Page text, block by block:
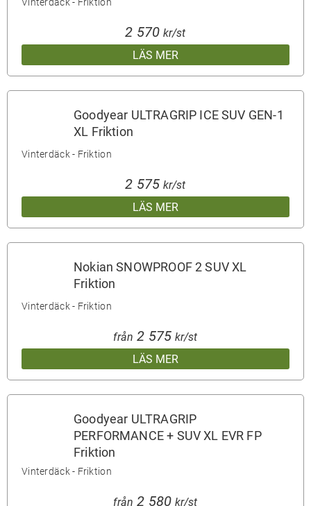
LÄS MER
2 570 kr/st
Goodyear ULTRAGRIP ICE SUV GEN-1
XL Friktion
Vinterdäck - Friktion
LÄS MER
2 575 kr/st
Nokian SNOWPROOF 2 SUV XL
Friktion
Vinterdäck - Friktion
LÄS MER
från 2 575 kr/st
Goodyear ULTRAGRIP
PERFORMANCE + SUV XL EVR FP
Friktion
Vinterdäck - Friktion
från 2 580 kr/st